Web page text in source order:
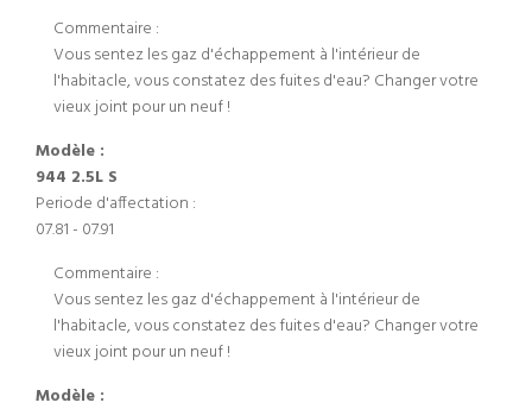
Commentaire :
Vous sentez les gaz d'échappement à l'intérieur de
l'habitacle, vous constatez des fuites d'eau? Changer votre
vieux joint pour un neuf !
Modèle :
944 2.5L S
Periode d'affectation :
07.81 - 07.91
Commentaire :
Vous sentez les gaz d'échappement à l'intérieur de
l'habitacle, vous constatez des fuites d'eau? Changer votre
vieux joint pour un neuf !
Modèle :